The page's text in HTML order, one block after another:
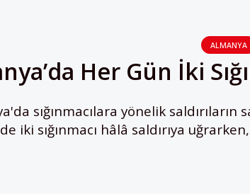
ALMANYA
Her Gün İki
sığınmacılara yönelik saldırıların
iki sığınmacı hâlâ saldırıya